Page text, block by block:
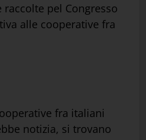
pel Congresso
alle cooperative fra
fra italiani
notizia, si trovano